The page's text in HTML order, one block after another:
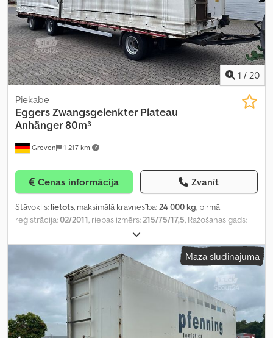
1 / 20
Greven 1 217 km
Piekabe
EggersZwangsgelenkter Plateau
Anhänger 80m³
Cenas informācija Zvanīt
Stāvoklis: lietots, maksimālā kravnesība:24 000 kg, pirmā
reģistrācija:02/2011, riepas izmērs:215/75/17,5, Ražošanas gads:
Mazā sludinājuma